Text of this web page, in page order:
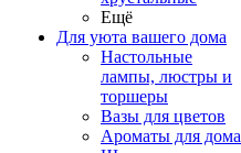
Ещё
Для уюта вашего дома
Настольные
лампы, люстры и
торшеры
Вазы для цветов
Ароматы для дома